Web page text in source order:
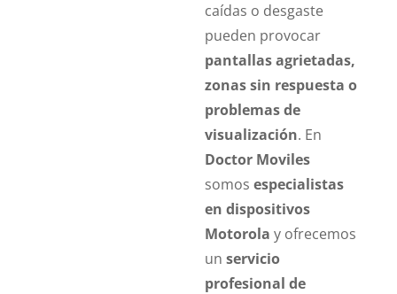
caídas o desgaste
pueden provocar
pantallas agrietadas,
zonas sin respuesta o
problemas de
visualización. En
Doctor Moviles
somosespecialistas
en dispositivos
Motorola y ofrecemos
unservicio
profesional de